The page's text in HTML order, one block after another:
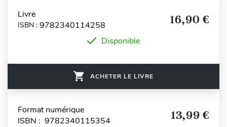
Livre
ISBN : 9782340114258 16,90 €
Disponible
ACHETER LE LIVRE
Format numérique
ISBN : 9782340115354
13,99 €